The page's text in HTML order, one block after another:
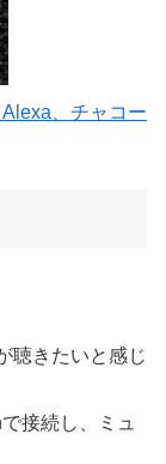
、チャコー
聴きたいと感じ
接続し、ミュ